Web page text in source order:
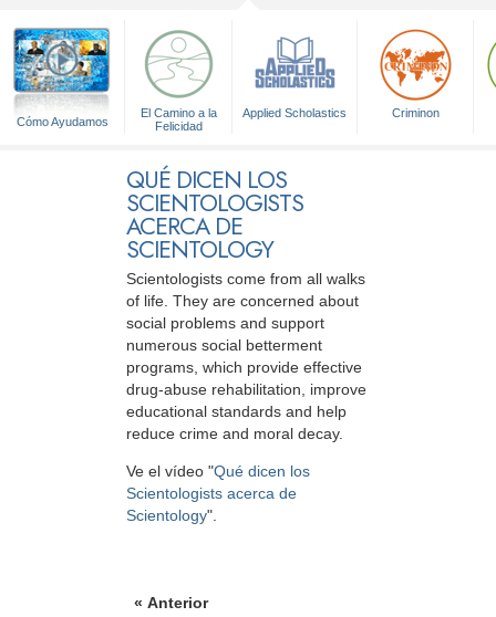
Cómo Ayudamos
El Camino a la
Felicidad
Applied Scholastics Criminon
QUÉ DICEN LOS
SCIENTOLOGISTS
ACERCA DE
SCIENTOLOGY
Scientologists come from all walks
of life. They are concerned about
social problems and support
numerous social betterment
programs, which provide effective
drug-abuse rehabilitation, improve
educational standards and help
reduce crime and moral decay.
Ve el vídeo "Qué dicen los
Scientologists acerca de
Scientology".
« Anterior